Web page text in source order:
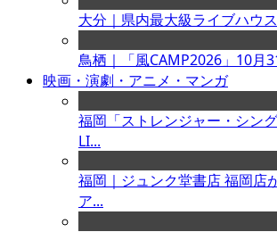
大分｜県内最大級ライブハウ
鳥栖｜「風CAMP2026」10
映画・演劇・アニメ・マンガ
福岡「ストレンジャー・シン
LI...
福岡｜ジュンク堂書店 福岡店
ア...